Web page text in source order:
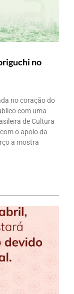
no
no coração do
com uma
de Cultura
o apoio da
a mostra